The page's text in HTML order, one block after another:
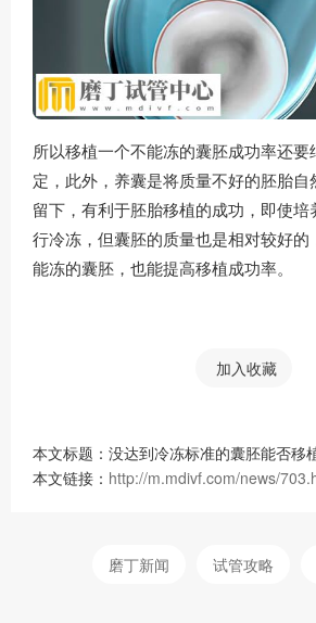
所以移植一个不能冻的囊胚成功率还
定，此外，养囊是将质量不好的胚胎
留下，有利于胚胎移植的成功，即使
行冷冻，但囊胚的质量也是相对较好的
能冻的囊胚，也能提高移植成功率。
加入收藏
本文标题：没达到冷冻标准的囊胚能否移
本文链接： http://m.mdivf.com/news/
磨丁新闻 试管攻略